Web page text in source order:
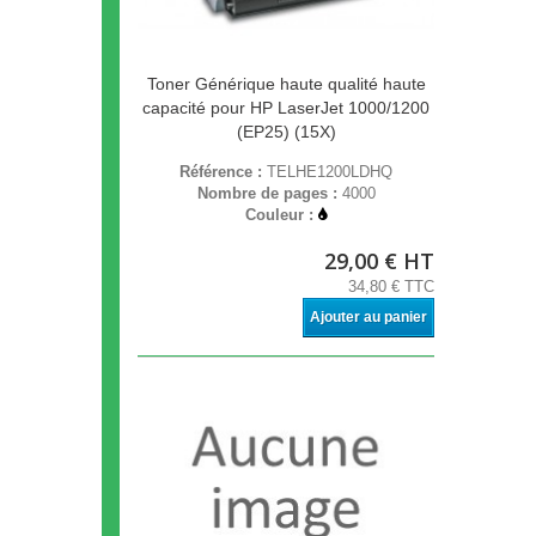
Toner Générique haute qualité haute
capacité pour HP LaserJet 1000/1200
(EP25) (15X)
Référence : TELHE1200LDHQ
Nombre de pages : 4000
Couleur :
29,00 € HT
34,80 € TTC
Ajouter au panier